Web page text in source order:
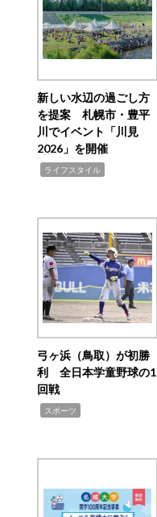
新しい水辺の過ごし方
を提案 札幌市・豊平
川でイベント「川見
2026」を開催
ライフスタイル
弓ヶ浜（鳥取）が初勝
利 全日本学童野球の1
回戦
スポーツ